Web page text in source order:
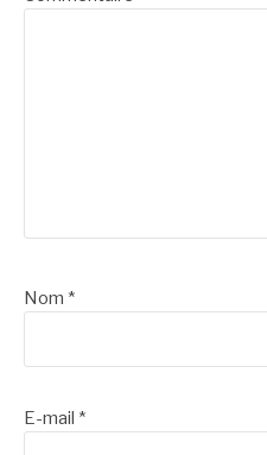
Nom *
E-mail *